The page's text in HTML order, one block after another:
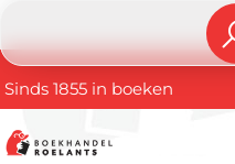
Sinds 1855 in boeken